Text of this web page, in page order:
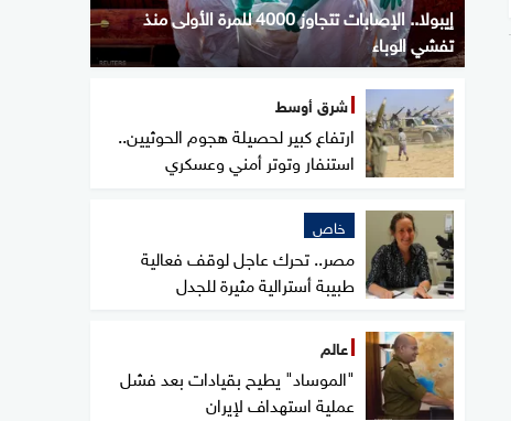
إيبولا.. الإصابات تتجاوز 4000 للمرة الأولى منذ
تفشي الوباء
شرق أوسط
ارتفاع كبير لحصيلة هجوم الحوثيين..
استنفار وتوتر أمني وعسكري
خاص
مصر.. تحرك عاجل لوقف فعالية
طبيبة أسترالية مثيرة للجدل
عالم
"الموساد" يطيح بقيادات بعد فشل
عملية استهداف لإيران